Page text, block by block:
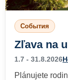
События
Zľava na
1.7 - 31.8.2026
Plánujete